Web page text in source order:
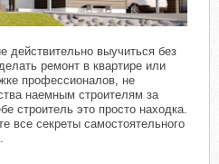
действительно выучиться без
ремонт в квартире или
профессионалов, не
наемным строителям за
строитель это просто находка.
все секреты самостоятельного